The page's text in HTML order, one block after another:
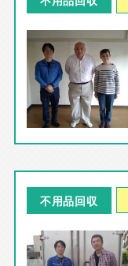
不用品回収